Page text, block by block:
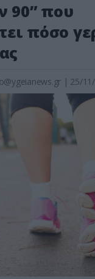
90” που
πόσο
| 25/